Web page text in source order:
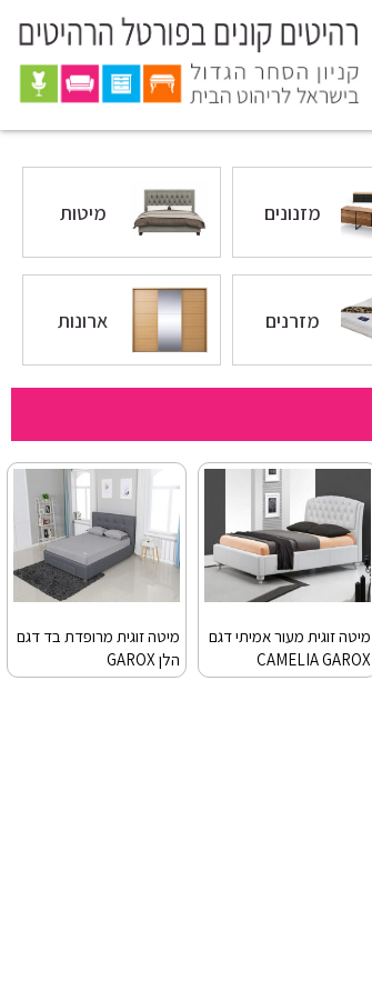
מזנונים מיטות
מזרנים ארונות
מיטה זוגית מעור אמיתי דגם
CAMELIA GAROX
מיטה זוגית מרופדת בד דגם
הלן GAROX